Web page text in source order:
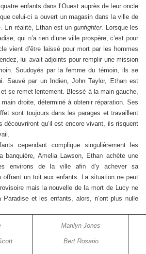
enfants dans l’Ouest auprès de leur oncle
celui-ci a ouvert un magasin dans la ville de
En réalité, Ethan est ungunfighter. Lorsque les
qui n’a rien d’une ville prospère, c’est pour
vient d’être laissé pour mort par les hommes
lui avait adjoints pour remplir une mission
Soudoyés par la femme du témoin, ils se
Sauvé par un Indien, John Taylor, Ethan est
se remet lentement. Blessé à la main gauche,
droite, déterminé à obtenir réparation. Ses
sont toujours dans les parages et travaillent
découvriront qu’il est encore vivant, ils risquent
cependant complique singulièrement les
banquière, Amelia Lawson, Ethan achète une
environs de la ville afin d’y achever sa
offrant un toit aux enfants. La situation ne peut
mais la nouvelle de la mort de Lucy ne
Paradise et les enfants, alors, n’ont plus nulle
Marilyn Jones
Bert Rosario